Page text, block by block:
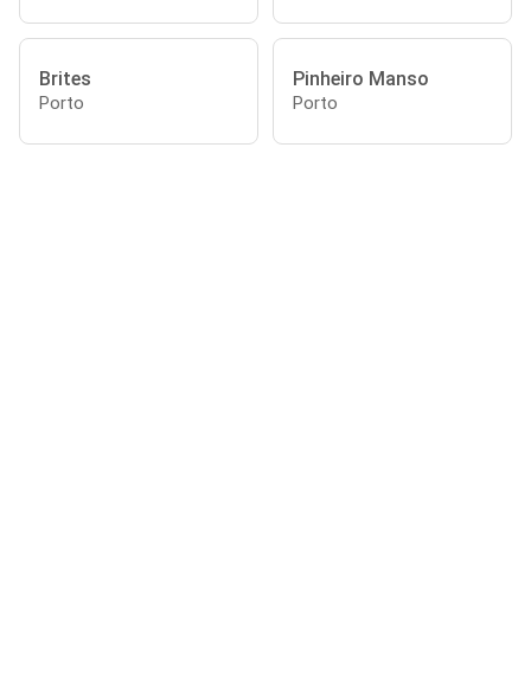
Brites
Porto
Pinheiro Manso
Porto